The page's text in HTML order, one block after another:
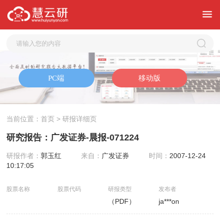
当前位置：首页 > 研报详细页
研究报告：广发证券-晨报-071224
研报作者：郭玉红 来自： 广发证券 时间： 2007-12-24
10:17:05
股票名称 股票代码 研报类型
（PDF）
发布者
ja***on